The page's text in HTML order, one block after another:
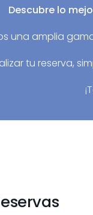
Descubre lo
una amplia
tu reserva,